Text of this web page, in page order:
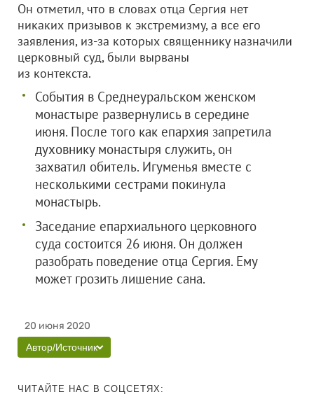
Он отметил, что в словах отца Сергия нет
никаких призывов к экстремизму, а все его
заявления, из-за которых священнику назначили
церковный суд, были вырваны
из контекста.
События в Среднеуральском женском
монастыре развернулись в середине
июня. После того как епархия запретила
духовнику монастыря служить, он
захватил обитель. Игуменья вместе с
несколькими сестрами покинула
монастырь.
Заседание епархиального церковного
суда состоится 26 июня. Он должен
разобрать поведение отца Сергия. Ему
может грозить лишение сана.
20 июня 2020
Автор/Источник
ЧИТАЙТЕ НАС В СОЦСЕТЯХ: